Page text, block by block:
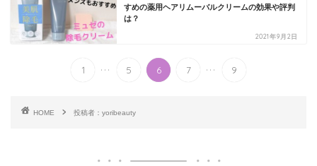
すめの薬用ヘアリムーバルクリームの効果や評判
は？
2021年9月2日
1 ... 5 6 7 ... 9
HOME 投稿者：yoribeauty